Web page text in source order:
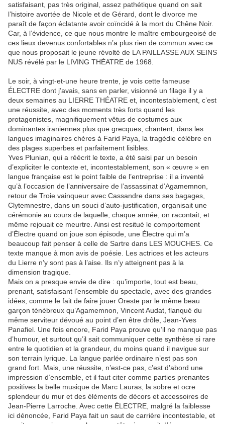
satisfaisant, pas très original, assez pathétique quand on sait
l’histoire avortée de Nicole et de Gérard, dont le divorce me
paraît de façon éclatante avoir coïncidé à la mort du Chêne Noir.
Car, à l’évidence, ce que nous montre le maître embourgeoisé de
ces lieux devenus confortables n’a plus rien de commun avec ce
que nous proposait le jeune révolté de LA PAILLASSE AUX SEINS
NUS révélé par le LIVING THÉATRE de 1968.
Le soir, à vingt-et-une heure trente, je vois cette fameuse
ÉLECTRE dont j’avais, sans en parler, visionné un filage il y a
deux semaines au LIERRE THÉATRE et, incontestablement, c’est
une réussite, avec des moments très forts quand les
protagonistes, magnifiquement vêtus de costumes aux
dominantes iraniennes plus que grecques, chantent, dans les
langues imaginaires chères à Farid Paya, la tragédie célèbre en
des plages superbes et parfaitement lisibles.
Yves Plunian, qui a réécrit le texte, a été saisi par un besoin
d’expliciter le contexte et, incontestablement, son « œuvre » en
langue française est le point faible de l’entreprise : il a inventé
qu’à l’occasion de l’anniversaire de l’assassinat d’Agamemnon,
retour de Troie vainqueur avec Cassandre dans ses bagages,
Clytemnestre, dans un souci d’auto-justification, organisait une
cérémonie au cours de laquelle, chaque année, on racontait, et
même rejouait ce meurtre. Ainsi est resitué le comportement
d’Électre quand on joue son épisode, une Électre qui m’a
beaucoup fait penser à celle de Sartre dans LES MOUCHES. Ce
texte manque à mon avis de poésie. Les actrices et les acteurs
du Lierre n’y sont pas à l’aise. Ils n’y atteignent pas à la
dimension tragique.
Mais on a presque envie de dire : qu’importe, tout est beau,
prenant, satisfaisant l’ensemble du spectacle, avec des grandes
idées, comme le fait de faire jouer Oreste par le même beau
garçon ténébreux qu’Agamemnon, Vincent Audat, flanqué du
même serviteur dévoué au point d’en être drôle, Jean-Yves
Panafiel. Une fois encore, Farid Paya prouve qu’il ne manque pas
d’humour, et surtout qu’il sait communiquer cette synthèse si rare
entre le quotidien et la grandeur, du moins quand il navigue sur
son terrain lyrique. La langue parlée ordinaire n’est pas son
grand fort. Mais, une réussite, n’est-ce pas, c’est d’abord une
impression d’ensemble, et il faut citer comme parties prenantes
positives la belle musique de Marc Lauras, la sobre et ocre
splendeur du mur et des éléments de décors et accessoires de
Jean-Pierre Larroche. Avec cette ÉLECTRE, malgré la faiblesse
ici dénoncée, Farid Paya fait un saut de carrière incontestable, et